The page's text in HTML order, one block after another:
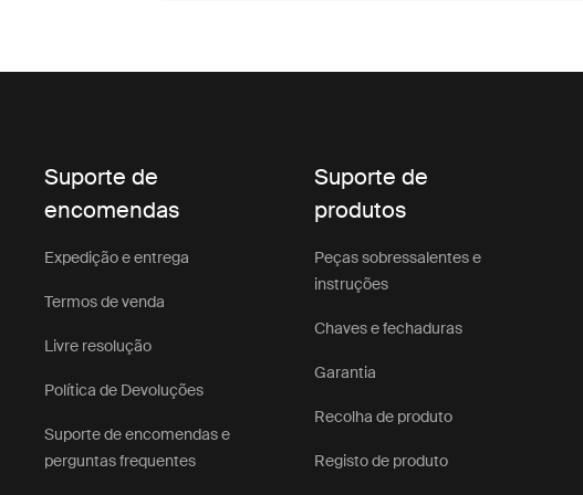
Suporte de
encomendas
Expedição e entrega
Termos de venda
Livre resolução
Política de Devoluções
Suporte de encomendas e
perguntas frequentes
Suporte de
produtos
Peças sobressalentes e
instruções
Chaves e fechaduras
Garantia
Recolha de produto
Registo de produto